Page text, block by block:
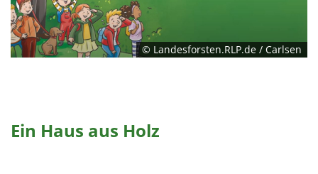
© Landesforsten.RLP.de / Carlsen
Ein Haus aus Holz